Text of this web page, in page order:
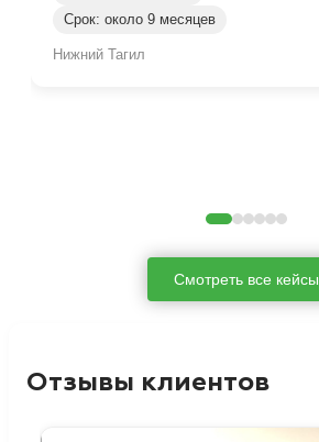
Срок: около 9 месяцев
Нижний Тагил
Смотреть все кейсы
Отзывы клиентов